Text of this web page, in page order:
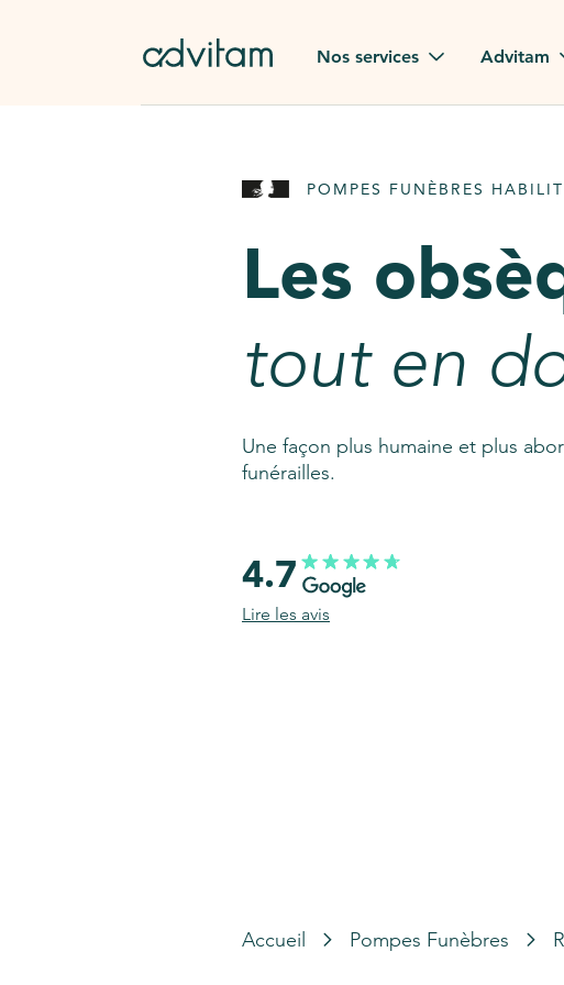
Nos services
Rapatriement à
Pierre tombale
AssistGPT
Nos services en plus
Advitam
Advitam dans la
Consultez notre
POMPES FUNÈBRES
Les
tout en
Une façon plus humaine et plus
funérailles.
4.7
Lire les avis
Accueil Pompes Funèbres